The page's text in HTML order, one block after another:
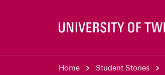
Home Student Stories